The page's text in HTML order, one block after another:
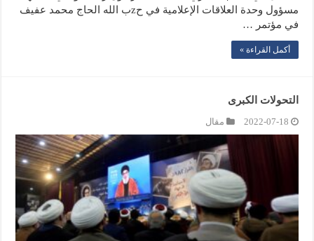
مسؤول وحدة العلاقات الإعلامية في حzب الله الحاج محمد عفيف
في مؤتمر …
أكمل القراءة »
التحولات الكبرى
2022-07-18 مقال